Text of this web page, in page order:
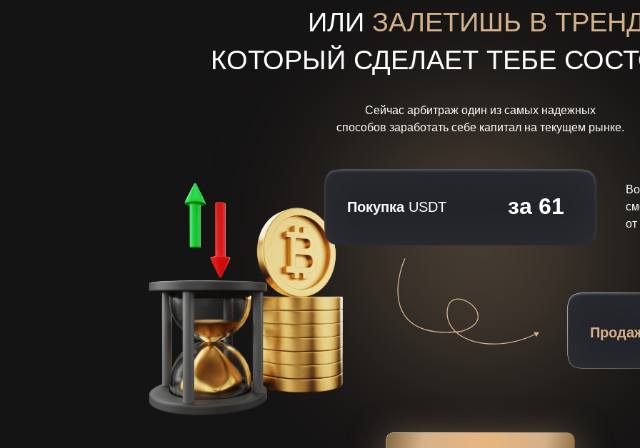
ПокупкаUSDT за 61
ИЛИ ЗАЛЕТИШЬ В
КОТОРЫЙ СДЕЛАЕТ ТЕБЕ
Сейчас арбитраж один из самых надежных
способов заработать себе капитал на текущем рынке.
от